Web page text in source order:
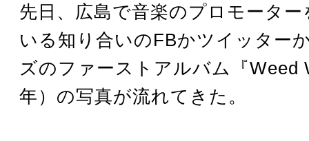
先日、広島で音楽のプロモータ
いる知り合いのFBかツイッター
ズのファーストアルバム『Weed
年）の写真が流れてきた。